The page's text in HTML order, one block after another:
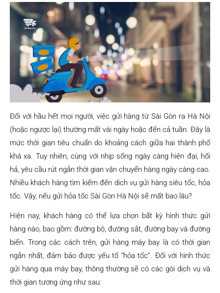
Đối với hầu hết mọi người, việc gửi hàng từ Sài Gòn ra Hà Nội
(hoặc ngược lại) thường mất vài ngày hoặc đến cả tuần. Đây là
mức thời gian tiêu chuẩn do khoảng cách giữa hai thành phố
khá xa. Tuy nhiên, cùng với nhịp sống ngày càng hiện đại, hối
hả, yêu cầu rút ngắn thời gian vận chuyển hàng ngày càng cao.
Nhiều khách hàng tìm kiếm đến dich vụ gửi hàng siêu tốc, hỏa
tốc. Vậy, nếu gửi hỏa tốc Sài Gòn Hà Nội sẽ mất bao lâu?
Hiện nay, khách hàng có thể lựa chọn bất kỳ hình thức gửi
hàng nào, bao gồm: đường bộ, đường sắt, đường bay và đường
biển. Trong các cách trên, gửi hàng máy bay là có thời gian
ngắn nhất, đảm bảo được yếu tố “hỏa tốc”. Đối với hình thức
gửi hàng qua máy bay, thông thường sẽ có các gói dịch vụ và
thời gian tương ứng như sau: